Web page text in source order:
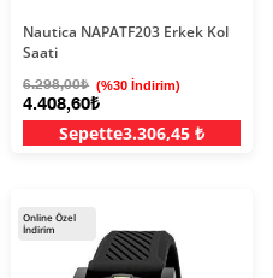
Sepette3.306,45 ₺
Nautica NAPATF203 Erkek Kol
Saati
6.298,00₺ (%30 İndirim)
4.408,60₺
Online Özel
İndirim